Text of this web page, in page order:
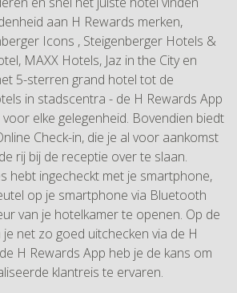
aan H Rewards merken,
Icons , Steigenberger Hotels &
MAXX Hotels, Jaz in the City en
5-sterren grand hotel tot de
in stadscentra - de H Rewards App
elke gelegenheid. Bovendien biedt
Check-in, die je al voor aankomst
rij bij de receptie over te slaan.
hebt ingecheckt met je smartphone,
op je smartphone via Bluetooth
van je hotelkamer te openen. Op de
net zo goed uitchecken via de H
H Rewards App heb je de kans om
klantreis te ervaren.